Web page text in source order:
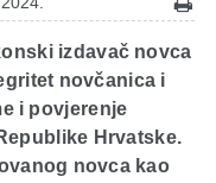
izdavač novca
novčanica i
i povjerenje
Hrvatske.
novca kao